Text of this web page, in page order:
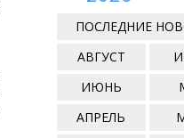
ПОСЛЕДНИЕ
АВГУСТ
ИЮНЬ
АПРЕЛЬ